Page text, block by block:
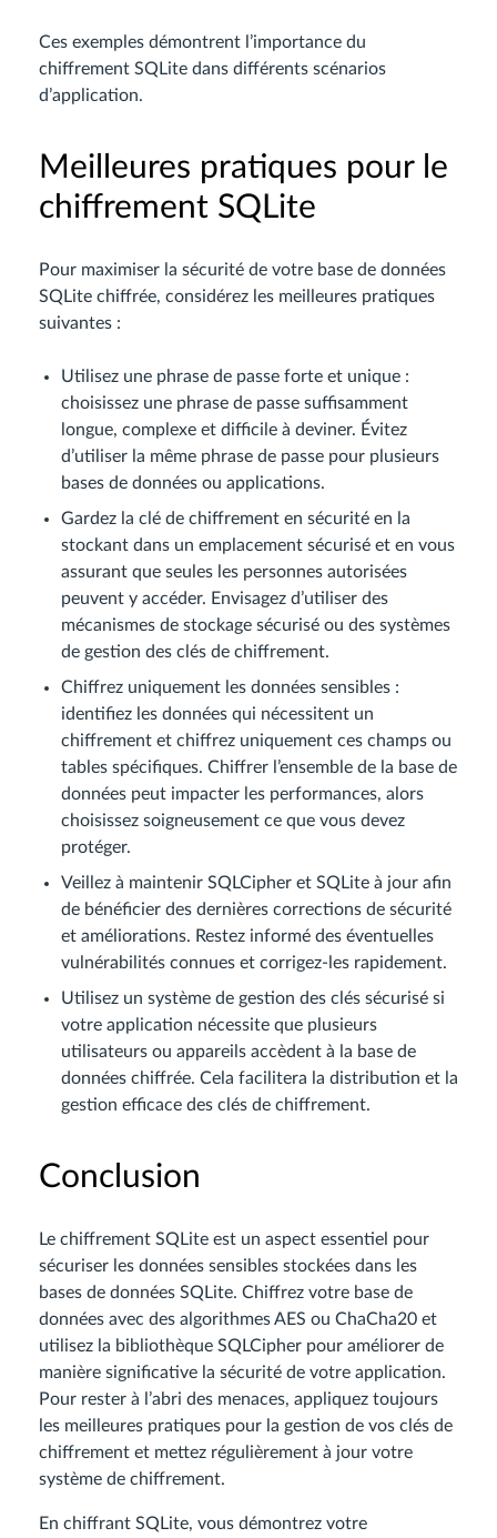
Ces exemples démontrent l’importance du
chiffrement SQLite dans différents scénarios
d’application.
Meilleures pratiques pour le
chiffrement SQLite
Pour maximiser la sécurité de votre base de données
SQLite chiffrée, considérez les meilleures pratiques
suivantes :
Utilisez une phrase de passe forte et unique :
choisissez une phrase de passe suffisamment
longue, complexe et difficile à deviner. Évitez
d’utiliser la même phrase de passe pour plusieurs
bases de données ou applications.
Gardez la clé de chiffrement en sécurité en la
stockant dans un emplacement sécurisé et en vous
assurant que seules les personnes autorisées
peuvent y accéder. Envisagez d’utiliser des
mécanismes de stockage sécurisé ou des systèmes
de gestion des clés de chiffrement.
Chiffrez uniquement les données sensibles :
identifiez les données qui nécessitent un
chiffrement et chiffrez uniquement ces champs ou
tables spécifiques. Chiffrer l’ensemble de la base de
données peut impacter les performances, alors
choisissez soigneusement ce que vous devez
protéger.
Veillez à maintenir SQLCipher et SQLite à jour afin
de bénéficier des dernières corrections de sécurité
et améliorations. Restez informé des éventuelles
vulnérabilités connues et corrigez-les rapidement.
Utilisez un système de gestion des clés sécurisé si
votre application nécessite que plusieurs
utilisateurs ou appareils accèdent à la base de
données chiffrée. Cela facilitera la distribution et la
gestion efficace des clés de chiffrement.
Conclusion
Le chiffrement SQLite est un aspect essentiel pour
sécuriser les données sensibles stockées dans les
bases de données SQLite. Chiffrez votre base de
données avec des algorithmes AES ou ChaCha20 et
utilisez la bibliothèque SQLCipher pour améliorer de
manière significative la sécurité de votre application.
Pour rester à l’abri des menaces, appliquez toujours
les meilleures pratiques pour la gestion de vos clés de
chiffrement et mettez régulièrement à jour votre
système de chiffrement.
En chiffrant SQLite, vous démontrez votre